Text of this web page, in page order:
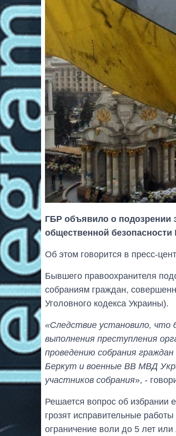
ГБР объявило о подозрении
общественной
Об этом говорится в пресс-
Бывшего правоохранителя
собраниям граждан,
Уголовного кодекса Украины).
«Следствие установило, что
выполнения преступления
проведению собрания
Беркут и военные ВВ МВД
участников собрания», -
Решается вопрос об избрании
грозят исправительные
ограничение воли до 5 лет